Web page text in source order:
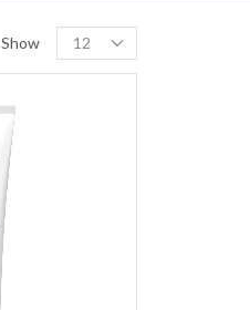
Show